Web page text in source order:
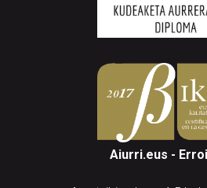
Aiurri.eus -